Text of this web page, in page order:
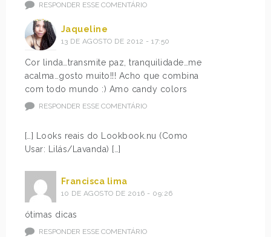
RESPONDER ESSE COMENTÁRIO
Jaqueline
13 DE AGOSTO DE 2012 - 17:50
Cor linda…transmite paz, tranquilidade…me
acalma…gosto muito!!! Acho que combina
com todo mundo :) Amo candy colors
RESPONDER ESSE COMENTÁRIO
[…] Looks reais do Lookbook.nu (Como
Usar: Lilás/Lavanda) […]
Francisca lima
10 DE AGOSTO DE 2016 - 09:26
ótimas dicas
RESPONDER ESSE COMENTÁRIO